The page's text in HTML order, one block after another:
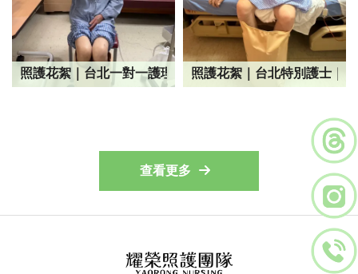
照護花絮｜台北一對一護理師｜台北一對一護理師照護
照護花絮｜台北特別護士｜
查看更多